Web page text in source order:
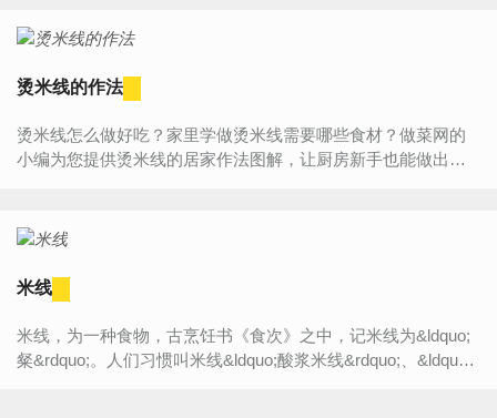
烫米线的作法
烫米线怎么做好吃？家里学做烫米线需要哪些食材？做菜网的
小编为您提供烫米线的居家作法图解，让厨房新手也能做出美
米线
米线，为一种食物，古烹饪书《食次》之中，记米线为&ldquo;
粲&rdquo;。人们习惯叫米线&ldquo;酸浆米线&rdquo;、&ldquo;